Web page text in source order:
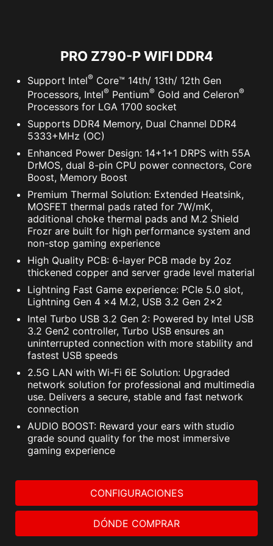
EXTREME
Las placas base MSI ofrecen 60 días de prueba
gratuita de AIDA64 Extreme - edición MSI.
AIDA64 Extreme es una aplicación todoterreno
para información del sistema, diagnósticos y
pruebas de rendimiento. Con la aplicación,
puedes supervisar la información detallada de
hardware y software del PC y guardarla en un
archivo en múltiples formatos, como CSV y
HTML.
SEGURIDAD DEL SISTEMA
Todas las placas base de la serie MSI PRO
disponen de la función SECURITY en la BIOS
para proteger todos los archivos privados, ya
sea para uso profesional o diario.
ARRANQUE SEGURO
El arranque seguro es un estándar
de seguridad para garantizar que
un dispositivo arranque utilizando
sólo software de confianza.
forma intuitiva de controlar tiras RGB
adicionales y otros periféricos RGB añadidos a
un sistema, sin necesidad de un controlador
RGB independiente.
V2
Admite dispositivos RGB direccionables de 5 V.
Compatible con dispositivos ARGB Gen2 / Gen1
*El dispositivo Gen2 sólo admite 7 temas RGB
PRO Z790-P WIFI DDR4
Support Intel® Core™ 14th/ 13th/ 12th Gen
Processors, Intel® Pentium® Gold and Celeron®
Processors for LGA 1700 socket
Supports DDR4 Memory, Dual Channel DDR4
5333+MHz (OC)
Enhanced Power Design: 14+1+1 DRPS with 55A
DrMOS, dual 8-pin CPU power connectors, Core
Boost, Memory Boost
Premium Thermal Solution: Extended Heatsink,
MOSFET thermal pads rated for 7W/mK,
additional choke thermal pads and M.2 Shield
Frozr are built for high performance system and
non-stop gaming experience
High Quality PCB: 6-layer PCB made by 2oz
thickened copper and server grade level material
Lightning Fast Game experience: PCIe 5.0 slot,
Lightning Gen 4 x4 M.2, USB 3.2 Gen 2x2
Intel Turbo USB 3.2 Gen 2: Powered by Intel USB
3.2 Gen2 controller, Turbo USB ensures an
uninterrupted connection with more stability and
fastest USB speeds
2.5G LAN with Wi-Fi 6E Solution: Upgraded
network solution for professional and multimedia
use. Delivers a secure, stable and fast network
connection
AUDIO BOOST: Reward your ears with studio
grade sound quality for the most immersive
gaming experience
CONFIGURACIONES
DÓNDE COMPRAR